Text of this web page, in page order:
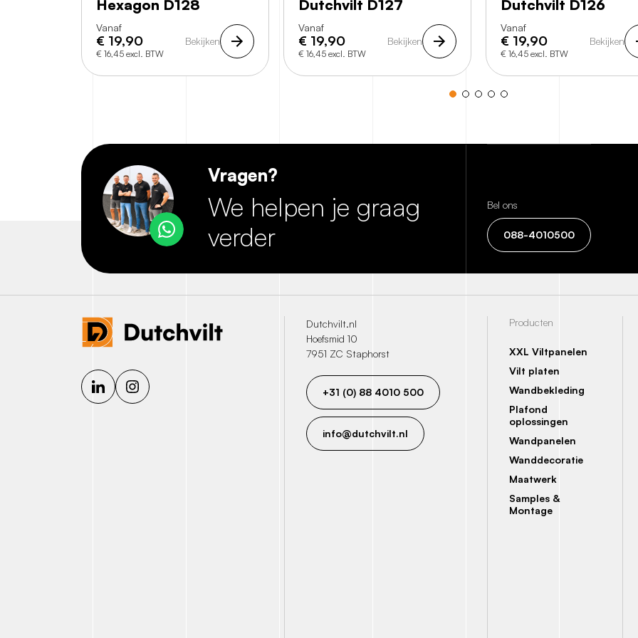
Hexagon D128
Vanaf
€ 19,90
€ 16,45 excl. BTW
Bekijken
Dutchvilt D127
Vanaf
€ 19,90
€ 16,45 excl. BTW
Bekijken
Dutchvilt D126
Vanaf
€ 19,90
€ 16,45 excl. BTW
Bekijken
Vragen?
We helpen je graag
verder
Bel ons
088-4010500
Dutchvilt.nl
Hoefsmid 10
7951 ZC Staphorst
+31 (0) 88 4010 500
info@dutchvilt.nl
Producten
XXL Viltpanelen
Vilt platen
Wandbekleding
Plafond
oplossingen
Wandpanelen
Wanddecoratie
Maatwerk
Samples &
Montage